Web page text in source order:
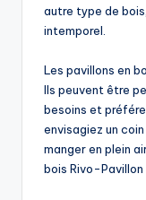
autre type de
intemporel.
Les pavillons en
Ils peuvent être
besoins et
envisagiez un
manger en plein
bois Rivo-